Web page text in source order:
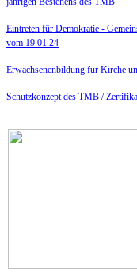
Eintreten für Demokratie -
vom 19.01.24
Erwachsenenbildung für Kirche
Schutzkonzept des TMB /